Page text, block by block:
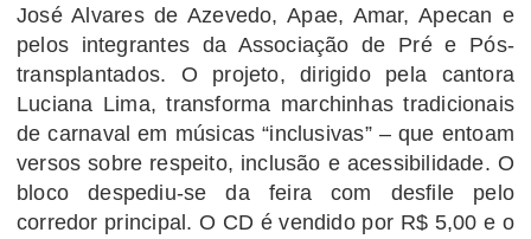
José Alvares de Azevedo, Apae, Amar, Apecan e
pelos integrantes da Associação de Pré e Pós-
transplantados. O projeto, dirigido pela cantora
Luciana Lima, transforma marchinhas tradicionais
de carnaval em músicas “inclusivas” – que entoam
versos sobre respeito, inclusão e acessibilidade. O
bloco despediu-se da feira com desfile pelo
corredor principal. O CD é vendido por R$ 5,00 e o